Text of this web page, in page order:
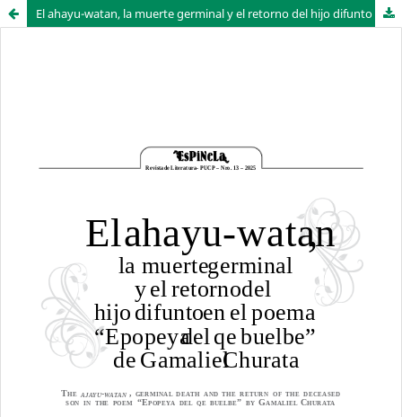
El ahayu-watan, la muerte germinal y el retorno del hijo difunto en el poema “Epopeya del qe buelbe” de Gamaliel Churata